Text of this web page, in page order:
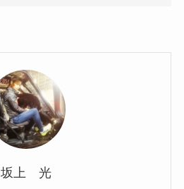
坂上 光